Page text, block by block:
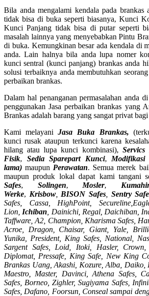
Bila anda mengalami kendala pada brankas
tidak bisa di buka seperti biasanya, Kunci
Kunci Panjang tidak bisa di putar seperti
masalah lainnya yang menyebabkan Pintu
di buka. Kemungkinan besar ada kendala di
anda. Lain halnya bila anda lupa nomer
kunci sentral (kunci panjang) brankas anda
solusi terbaiknya anda membutuhkan
perbaikan brankas.
Dalam hal penanganan permasalahan anda
penggunakan Jasa perbaikan brankas yang
Brankas adalah barang yang sangat privat bagi
Kami melayaniJasa Buka Brankas,
kunci rusak ataupun terkunci karena
hilang atau lupa kunci kombinasi),
Fisik, Sedia Sparepart Kunci, Modifikasi
lama) maupun Perawatan. Semua merek
maupun produk lokal dapat kami tangani
Safes, Solingen, Mosler,
Werke, Krisbow, BISON Safes, Sentry
Safes, Cassa, HighPoint, Secureline,
Lion, Ichiban , Dainichi, Regal, Daichiban,
Taffware, A2, Champion, Kharisma Safes,
Acroe, Dragon, Chaisar, Giant, Yale,
Yunika, President, King Safes, National,
Sargent Safes, Loid, Itoki, Hasler, Crown,
Diplomat, Pressafe, King Safe, New King
Brankas Uang, Akashi, Kozure, Alba, Daiko,
Maestro, Master, Davinci, Athena Safes,
Safes, Borneo, Zighler, Sugiyama Safes,
Safes, Dafano, Foorsun, Conseal sampai